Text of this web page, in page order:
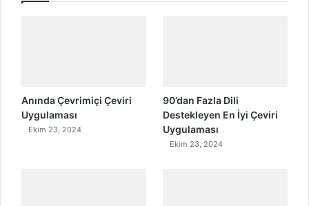
Anında Çevrimiçi Çeviri
Uygulaması
Ekim 23, 2024
90’dan Fazla Dili
Destekleyen En İyi Çeviri
Uygulaması
Ekim 23, 2024